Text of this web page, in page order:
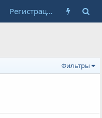
Регистрация
Фильтры